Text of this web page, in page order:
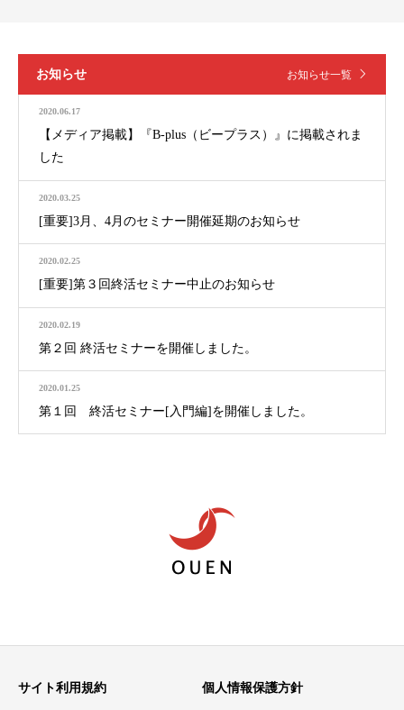
お知らせ お知らせ一覧
2020.06.17
【メディア掲載】『B-plus（ビープラス）』に掲載されま
した
2020.03.25
[重要]3月、4月のセミナー開催延期のお知らせ
2020.02.25
[重要]第３回終活セミナー中止のお知らせ
2020.02.19
第２回 終活セミナーを開催しました。
2020.01.25
第１回 終活セミナー[入門編]を開催しました。
サイト利用規約 個人情報保護方針